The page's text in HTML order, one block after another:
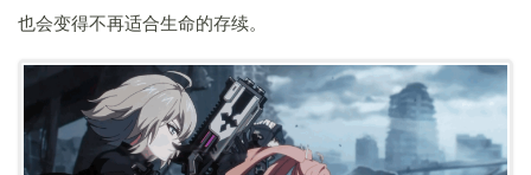
也会变得不再适合生命的存续。